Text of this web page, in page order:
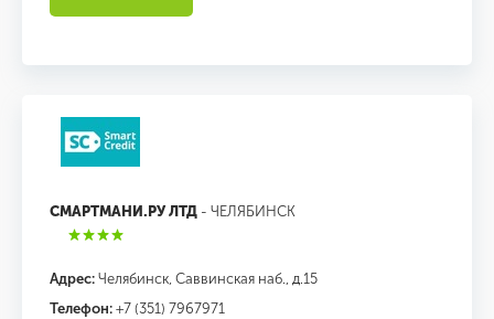
СМАРТМАНИ.РУ ЛТД - ЧЕЛЯБИНСК
Адрес: Челябинск, Саввинская наб., д.15
Телефон: +7 (351) 7967971